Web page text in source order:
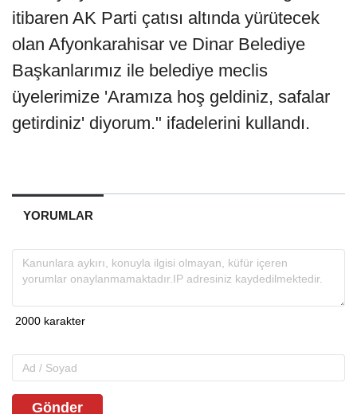
itibaren AK Parti çatısı altında yürütecek
olan Afyonkarahisar ve Dinar Belediye
Başkanlarımız ile belediye meclis
üyelerimize 'Aramıza hoş geldiniz, safalar
getirdiniz' diyorum." ifadelerini kullandı.
YORUMLAR
Gönder